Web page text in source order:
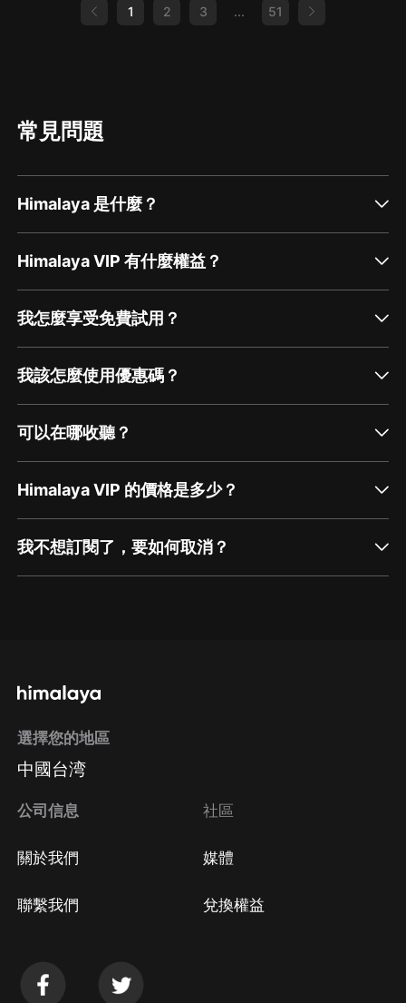
1 2 3 ... 51
常見問題
Himalaya 是什麼？
Himalaya VIP 有什麼權益？
我怎麼享受免費試用？
我該怎麼使用優惠碼？
可以在哪收聽？
Himalaya VIP 的價格是多少？
我不想訂閱了，要如何取消？
方法 Google Play取消訂閱方法
選擇您的地區
中國台湾
公司信息
關於我們
聯繫我們
社區
媒體
兌換權益